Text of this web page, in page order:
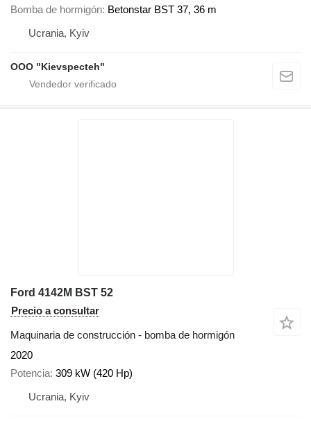
Bomba de hormigón Betonstar BST 37, 36 m
Ucrania, Kyiv
OOO "Kievspecteh"
Ford 4142M BST 52
Precio a consultar
Maquinaria de construcción - bomba de hormigón
2020
Potencia 309 kW (420 Hp)
Ucrania, Kyiv